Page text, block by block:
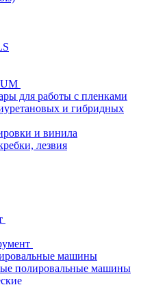
для работы с пленками
и гибридных
и винила
лезвия
машины
полировальные машины